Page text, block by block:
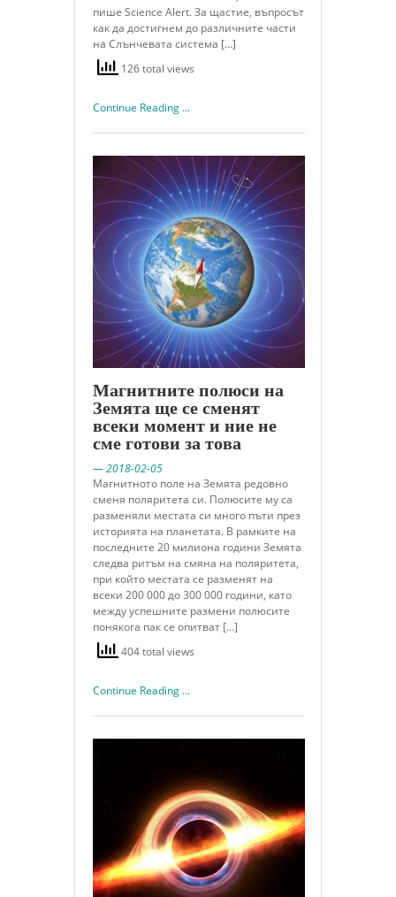
пише Science Alert. За щастие, въпросът
как да достигнем до различните части
на Слънчевата система […]
126 total views
Continue Reading ...
Магнитните полюси на
Земята ще се сменят
всеки момент и ние не
сме готови за това
— 2018-02-05
Магнитното поле на Земята редовно
сменя поляритета си. Полюсите му са
разменяли местата си много пъти през
историята на планетата. В рамките на
последните 20 милиона години Земята
следва ритъм на смяна на поляритета,
при който местата се разменят на
всеки 200 000 до 300 000 години, като
между успешните размени полюсите
понякога пак се опитват […]
404 total views
Continue Reading ...